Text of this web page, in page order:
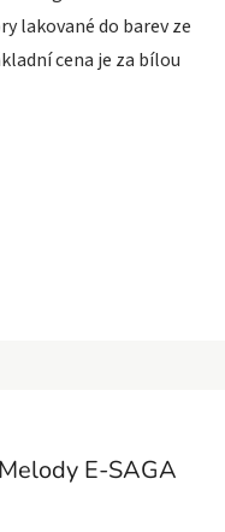
lakované do barev ze
cena je za bílou
E-SAGA